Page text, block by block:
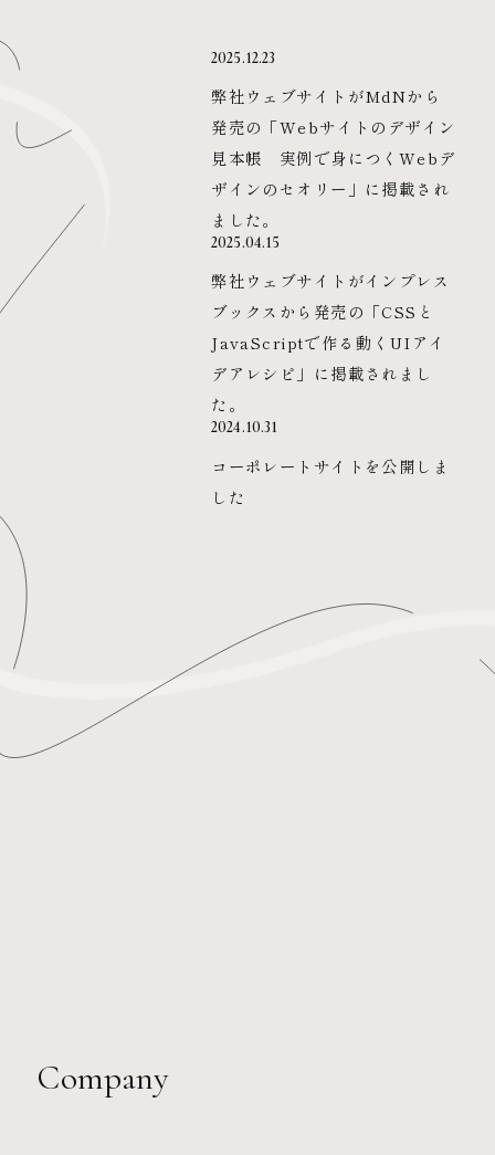
2025.12.23
弊社ウェブサイトがMdNから
発売の「Webサイトのデザイン
見本帳 実例で身につくWebデ
ザインのセオリー」に掲載され
ました。
2025.04.15
弊社ウェブサイトがインプレス
ブックスから発売の「CSSと
JavaScriptで作る動くUIアイ
デアレシピ」に掲載されまし
た。
2024.10.31
コーポレートサイトを公開しま
した
Company